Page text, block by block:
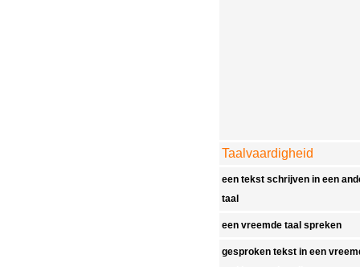
Taalvaardigheid
een tekst schrijven in een
taal
een vreemde taal spreken
gesproken tekst in een